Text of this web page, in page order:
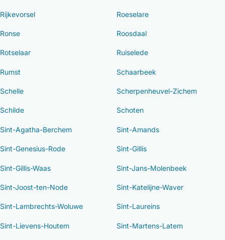
Rijkevorsel Roeselare
Ronse Roosdaal
Rotselaar Ruiselede
Rumst Schaarbeek
Schelle Scherpenheuvel-Zichem
Schilde Schoten
Sint-Agatha-Berchem Sint-Amands
Sint-Genesius-Rode Sint-Gillis
Sint-Gillis-Waas Sint-Jans-Molenbeek
Sint-Joost-ten-Node Sint-Katelijne-Waver
Sint-Lambrechts-Woluwe Sint-Laureins
Sint-Lievens-Houtem Sint-Martens-Latem